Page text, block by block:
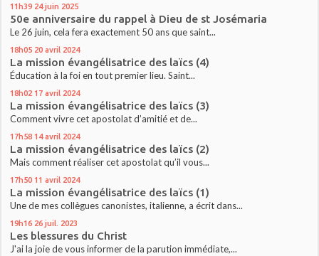
11h39 24 juin 2025
50e anniversaire du rappel à Dieu de st Josémaria
Le 26 juin, cela fera exactement 50 ans que saint...
18h05 20 avril 2024
La mission évangélisatrice des laïcs (4)
Éducation à la foi en tout premier lieu. Saint...
18h02 17 avril 2024
La mission évangélisatrice des laïcs (3)
Comment vivre cet apostolat d’amitié et de...
17h58 14 avril 2024
La mission évangélisatrice des laïcs (2)
Mais comment réaliser cet apostolat qu’il vous...
17h50 11 avril 2024
La mission évangélisatrice des laïcs (1)
Une de mes collègues canonistes, italienne, a écrit dans...
19h16 26 juil. 2023
Les blessures du Christ
J'ai la joie de vous informer de la parution immédiate,...